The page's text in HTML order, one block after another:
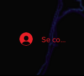
Se connecter